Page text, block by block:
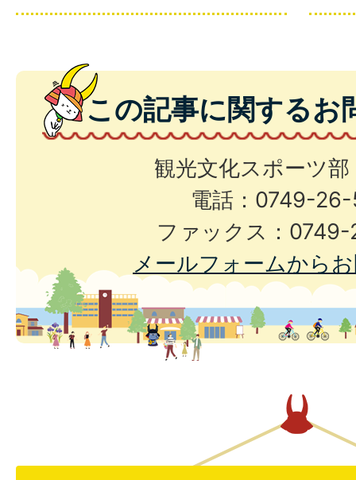
この記事に関するお
観光文化スポーツ部
電話：0749-
ファックス：
メールフォームから